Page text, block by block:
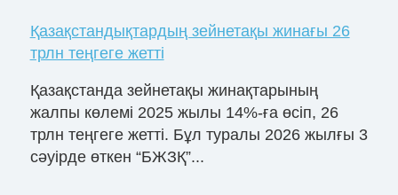
Қазақстандықтардың зейнетақы жинағы 26
трлн теңгеге жетті
Қазақстанда зейнетақы жинақтарының
жалпы көлемі 2025 жылы 14%-ға өсіп, 26
трлн теңгеге жетті. Бұл туралы 2026 жылғы 3
сәуірде өткен “БЖЗҚ”...